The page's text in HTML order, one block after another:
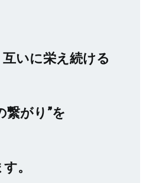
いに栄え続ける
繋がり”を
。